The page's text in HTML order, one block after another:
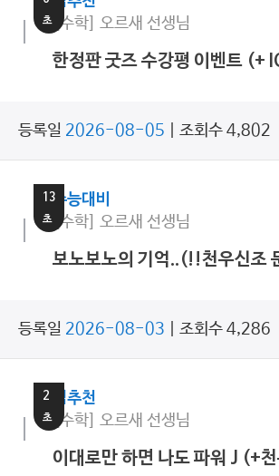
초 [수학] 오르새 선생님
한정판 굿즈 수강평 이벤트 (+
등록일 2026-08-05 | 조회수 4,802
13
초
수능대비
[수학] 오르새 선생님
보노보노의 기억..(!!천우신조
등록일 2026-08-03 | 조회수 4,286
2
초
쌤추천
[수학] 오르새 선생님
이대로만 하면 나도 파워 J (+